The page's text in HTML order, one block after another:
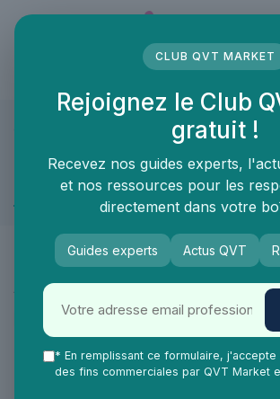
Tendances QVT
Tendances QVT : les évolutions qui
Accéder aux catégories Tendances QVT :
Actualité » Évènements
Tech » Dossiers
Tout voir
CLUB QVT MARKET
Rejoignez le Club
gratuit !
Recevez nos guides experts,
et nos ressources pour les
directement dans votre
Guides experts Actus QVT
* En remplissant ce formulaire,
des fins commerciales par QVT Market
Panneau de gestion des cookies